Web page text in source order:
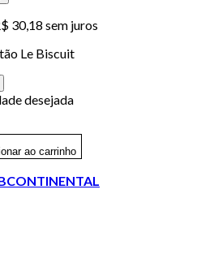
30,18 sem juros
Le Biscuit
desejada
ao carrinho